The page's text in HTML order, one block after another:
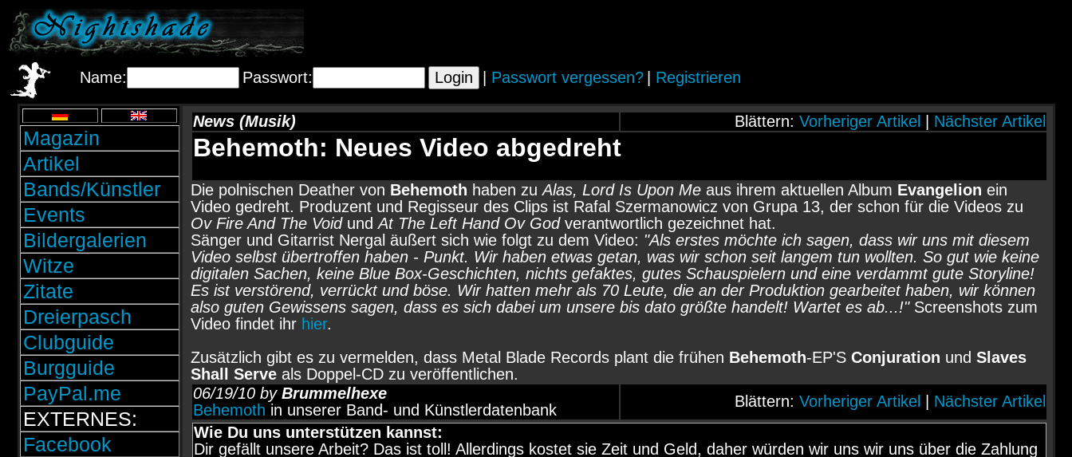
Name: Passwort: Passwort vergessen? Registrieren
Magazin
Artikel
Bands/Künstler
Events
Bildergalerien
Witze
Zitate
Dreierpasch
Clubguide
Burgguide
PayPal.me
EXTERNES:
Facebook
News (Musik) Blättern: Vorheriger Artikel Nächster Artikel
Behemoth: Neues Video abgedreht
Die polnischen Deather von Behemoth haben zuAlas, Lord Is Upon Meaus ihrem aktuellen Album Evangelion ein
Video gedreht. Produzent und Regisseur des Clips ist Rafal Szermanowicz von Grupa 13, der schon für die Videos zu
Ov Fire And The VoidundAt The Left Hand Ov Godverantwortlich gezeichnet hat.
Sänger und Gitarrist Nergal äußert sich wie folgt zu dem Video: "Als erstes möchte ich sagen, dass wir uns mit diesem
Video selbst übertroffen haben - Punkt. Wir haben etwas getan, was wir schon seit langem tun wollten. So gut wie keine
digitalen Sachen, keine Blue Box-Geschichten, nichts gefaktes, gutes Schauspielern und eine verdammt gute Storyline!
Es ist verstörend, verrückt und böse. Wir hatten mehr als 70 Leute, die an der Produktion gearbeitet haben, wir können
also guten Gewissens sagen, dass es sich dabei um unsere bis dato größte handelt! Wartet es ab...!"Screenshots zum
Video findet ihr hier.
Zusätzlich gibt es zu vermelden, dass Metal Blade Records plant die frühen Behemoth-EP'S Conjuration und Slaves
Shall Serveals Doppel-CD zu veröffentlichen.
06/19/10 by Brummelhexe
Behemoth in unserer Band- und Künstlerdatenbank Blättern: Vorheriger Artikel
Nächster Artikel
Wie Du uns unterstützen kannst:
Dir gefällt unsere Arbeit? Das ist toll! Allerdings kostet sie Zeit und Geld, daher würden wir uns wir uns über die Zahlung